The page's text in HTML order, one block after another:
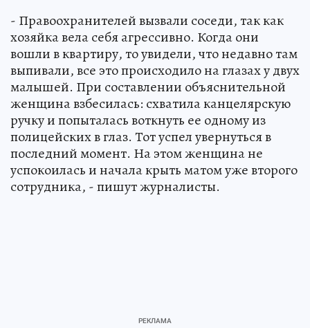
- Правоохранителей вызвали соседи, так как
хозяйка вела себя агрессивно. Когда они
вошли в квартиру, то увидели, что недавно там
выпивали, все это происходило на глазах у двух
малышей. При составлении объяснительной
женщина взбесилась: схватила канцелярскую
ручку и попыталась воткнуть ее одному из
полицейских в глаз. Тот успел увернуться в
последний момент. На этом женщина не
успокоилась и начала крыть матом уже второго
сотрудника, - пишут журналисты.